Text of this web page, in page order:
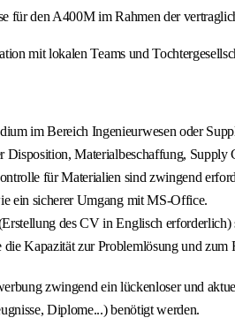
für den A400M im Rahmen der
mit lokalen Teams und
im Bereich Ingenieurwesen oder
Disposition, Materialbeschaffung, Supply
für Materialien sind zwingend
ein sicherer Umgang mit MS-Office.
des CV in Englisch
Kapazität zur Problemlösung und zum
zwingend ein lückenloser und
Diplome...) benötigt werden.